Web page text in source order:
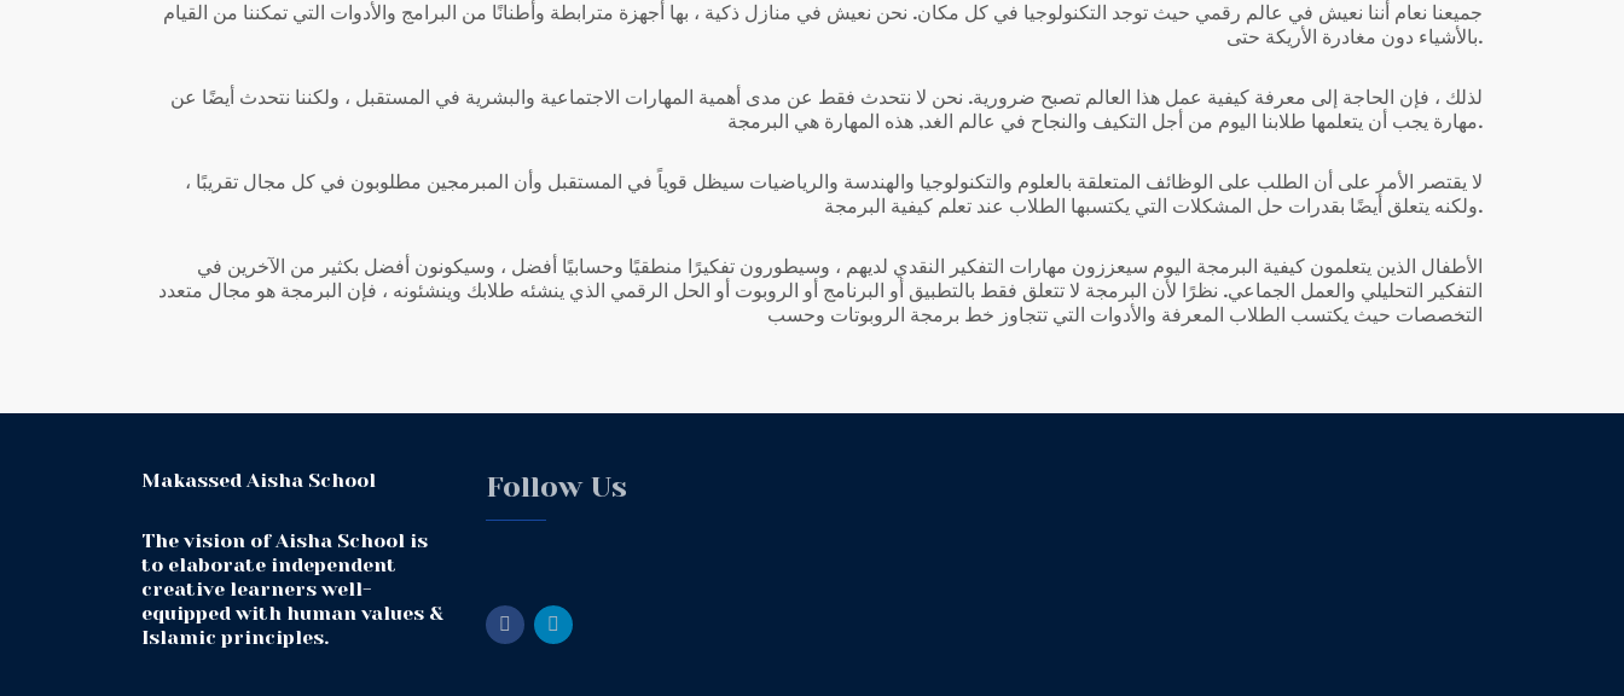
جميعنا نعام أننا نعيش في عالم رقمي حيث توجد التكنولوجيا في كل مكان. نحن نعيش في منازل ذكية ، بها أجهزة مترابطة وأطنانًا من البرامج والأدوات التي تمكننا من القيام
بالأشياء دون مغادرة الأريكة حتى.
لذلك ، فإن الحاجة إلى معرفة كيفية عمل هذا العالم تصبح ضرورية. نحن لا نتحدث فقط عن مدى أهمية المهارات الاجتماعية والبشرية في المستقبل ، ولكننا نتحدث أيضًا عن
مهارة يجب أن يتعلمها طلابنا اليوم من أجل التكيف والنجاح في عالم الغد, هذه المهارة هي البرمجة.
لا يقتصر الأمر على أن الطلب على الوظائف المتعلقة بالعلوم والتكنولوجيا والهندسة والرياضيات سيظل قوياً في المستقبل وأن المبرمجين مطلوبون في كل مجال تقريبًا ،
ولكنه يتعلق أيضًا بقدرات حل المشكلات التي يكتسبها الطلاب عند تعلم كيفية البرمجة.
الأطفال الذين يتعلمون كيفية البرمجة اليوم سيعززون مهارات التفكير النقدي لديهم ، وسيطورون تفكيرًا منطقيًا وحسابيًا أفضل ، وسيكونون أفضل بكثير من الآخرين في
التفكير التحليلي والعمل الجماعي. نظرًا لأن البرمجة لا تتعلق فقط بالتطبيق أو البرنامج أو الروبوت أو الحل الرقمي الذي ينشئه طلابك وينشئونه ، فإن البرمجة هو مجال متعدد
التخصصات حيث يكتسب الطلاب المعرفة والأدوات التي تتجاوز خط برمجة الروبوتات وحسب
Makassed Aisha School
The vision of Aisha School is
to elaborate independent
creative learners well-
equipped with human values &
Islamic principles.
Follow Us